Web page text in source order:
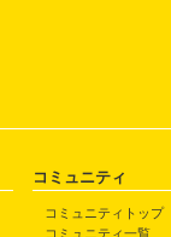
コミュニティ
コミュニティトップ
コミュニティ一覧